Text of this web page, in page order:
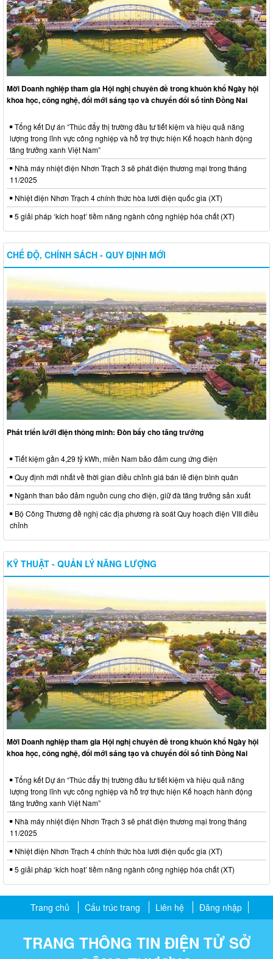
Mời Doanh nghiệp tham gia Hội nghị chuyên đề trong khuôn khổ Ngày hội
khoa học, công nghệ, đổi mới sáng tạo và chuyển đổi số tỉnh Đồng Nai
Tổng kết Dự án “Thúc đẩy thị trường đầu tư tiết kiệm và hiệu quả năng
lượng trong lĩnh vực công nghiệp và hỗ trợ thực hiện Kế hoạch hành động
tăng trưởng xanh Việt Nam”
Nhà máy nhiệt điện Nhơn Trạch 3 sẽ phát điện thương mại trong tháng
11/2025
Nhiệt điện Nhơn Trạch 4 chính thức hòa lưới điện quốc gia (XT)
5 giải pháp ‘kích hoạt’ tiềm năng ngành công nghiệp hóa chất (XT)
CHẾ ĐỘ, CHÍNH SÁCH - QUY ĐỊNH MỚI
Phát triển lưới điện thông minh: Đòn bẩy cho tăng trưởng
Tiết kiệm gần 4,29 tỷ kWh, miền Nam bảo đảm cung ứng điện
Quy định mới nhất về thời gian điều chỉnh giá bán lẻ điện bình quân
Ngành than bảo đảm nguồn cung cho điện, giữ đà tăng trưởng sản xuất
Bộ Công Thương đề nghị các địa phương rà soát Quy hoạch điện VIII điều
chỉnh
KỸ THUẬT - QUẢN LÝ NĂNG LƯỢNG
Mời Doanh nghiệp tham gia Hội nghị chuyên đề trong khuôn khổ Ngày hội
khoa học, công nghệ, đổi mới sáng tạo và chuyển đổi số tỉnh Đồng Nai
Tổng kết Dự án “Thúc đẩy thị trường đầu tư tiết kiệm và hiệu quả năng
lượng trong lĩnh vực công nghiệp và hỗ trợ thực hiện Kế hoạch hành động
tăng trưởng xanh Việt Nam”
Nhà máy nhiệt điện Nhơn Trạch 3 sẽ phát điện thương mại trong tháng
11/2025
Nhiệt điện Nhơn Trạch 4 chính thức hòa lưới điện quốc gia (XT)
5 giải pháp ‘kích hoạt’ tiềm năng ngành công nghiệp hóa chất (XT)
Trang chủ Cấu trúc trang Liên hệ Đăng nhập
TRANG THÔNG TIN ĐIỆN TỬ SỞ